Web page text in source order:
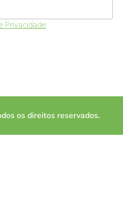
Privacidade
os direitos reservados.